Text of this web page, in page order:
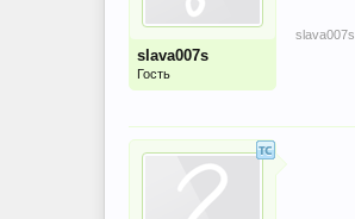
slava007s
Гость
slava007s